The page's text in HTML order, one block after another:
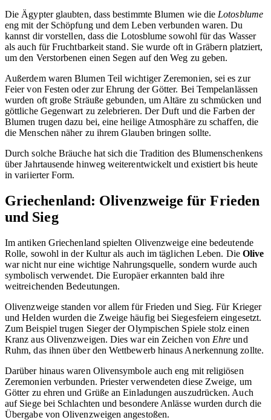
Die Ägypter glaubten, dass bestimmte Blumen wie die Lotosblume
eng mit der Schöpfung und dem Leben verbunden waren. Du
kannst dir vorstellen, dass die Lotosblume sowohl für das Wasser
als auch für Fruchtbarkeit stand. Sie wurde oft in Gräbern platziert,
um den Verstorbenen einen Segen auf den Weg zu geben.
Außerdem waren Blumen Teil wichtiger Zeremonien, sei es zur
Feier von Festen oder zur Ehrung der Götter. Bei Tempelanlässen
wurden oft große Sträuße gebunden, um Altäre zu schmücken und
göttliche Gegenwart zu zelebrieren. Der Duft und die Farben der
Blumen trugen dazu bei, eine heilige Atmosphäre zu schaffen, die
die Menschen näher zu ihrem Glauben bringen sollte.
Durch solche Bräuche hat sich die Tradition des Blumenschenkens
über Jahrtausende hinweg weiterentwickelt und existiert bis heute
in variierter Form.
Griechenland: Olivenzweige für Frieden
und Sieg
Im antiken Griechenland spielten Olivenzweige eine bedeutende
Rolle, sowohl in der Kultur als auch im täglichen Leben. Die Olive
war nicht nur eine wichtige Nahrungsquelle, sondern wurde auch
symbolisch verwendet. Die Europäer erkannten bald ihre
weitreichenden Bedeutungen.
Olivenzweige standen vor allem für Frieden und Sieg. Für Krieger
und Helden wurden die Zweige häufig bei Siegesfeiern eingesetzt.
Zum Beispiel trugen Sieger der Olympischen Spiele stolz einen
Kranz aus Olivenzweigen. Dies war ein Zeichen von Ehre und
Ruhm, das ihnen über den Wettbewerb hinaus Anerkennung zollte.
Darüber hinaus waren Olivensymbole auch eng mit religiösen
Zeremonien verbunden. Priester verwendeten diese Zweige, um
Götter zu ehren und Grüße an Einladungen auszudrücken. Auch
auf Siege bei Schlachten und besondere Anlässe wurden durch die
Übergabe von Olivenzweigen angestoßen.